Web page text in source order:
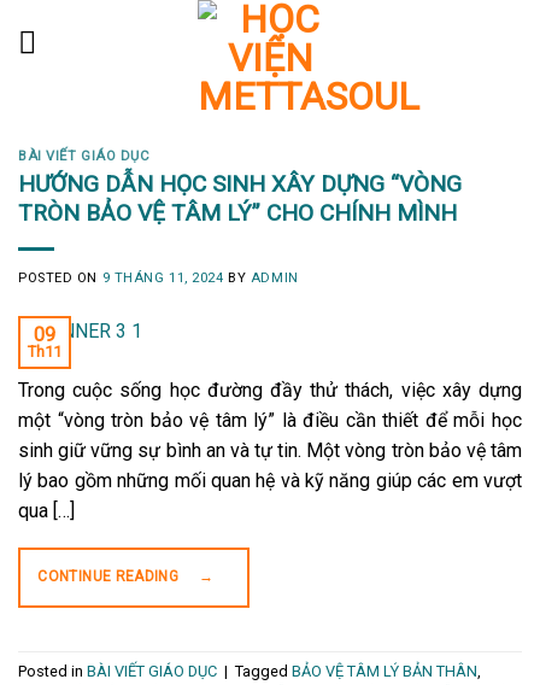
BÀI VIẾT GIÁO DỤC
HƯỚNG DẪN HỌC SINH XÂY DỰNG “VÒNG
TRÒN BẢO VỆ TÂM LÝ” CHO CHÍNH MÌNH
POSTED ON 9 THÁNG 11, 2024 BY ADMIN
09
Th11
Trong cuộc sống học đường đầy thử thách, việc xây dựng
một “vòng tròn bảo vệ tâm lý” là điều cần thiết để mỗi học
sinh giữ vững sự bình an và tự tin. Một vòng tròn bảo vệ tâm
lý bao gồm những mối quan hệ và kỹ năng giúp các em vượt
qua […]
CONTINUE READING →
Posted in BÀI VIẾT GIÁO DỤC | Tagged BẢO VỆ TÂM LÝ BẢN THÂN,